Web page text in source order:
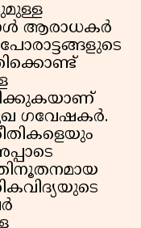
ആരാധകർ
ഗവേഷകർ.